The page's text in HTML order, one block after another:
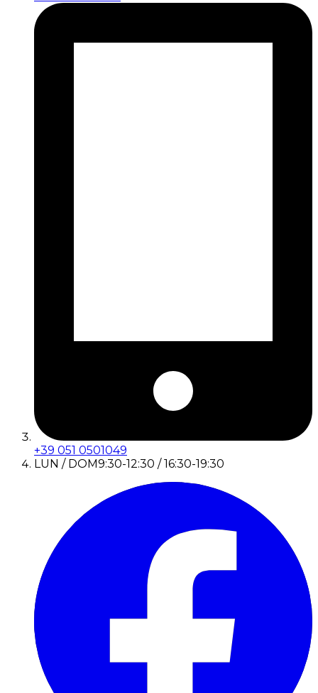
+39 051 0501049
LUN / DOM9:30-12:30 / 16:30-19:30